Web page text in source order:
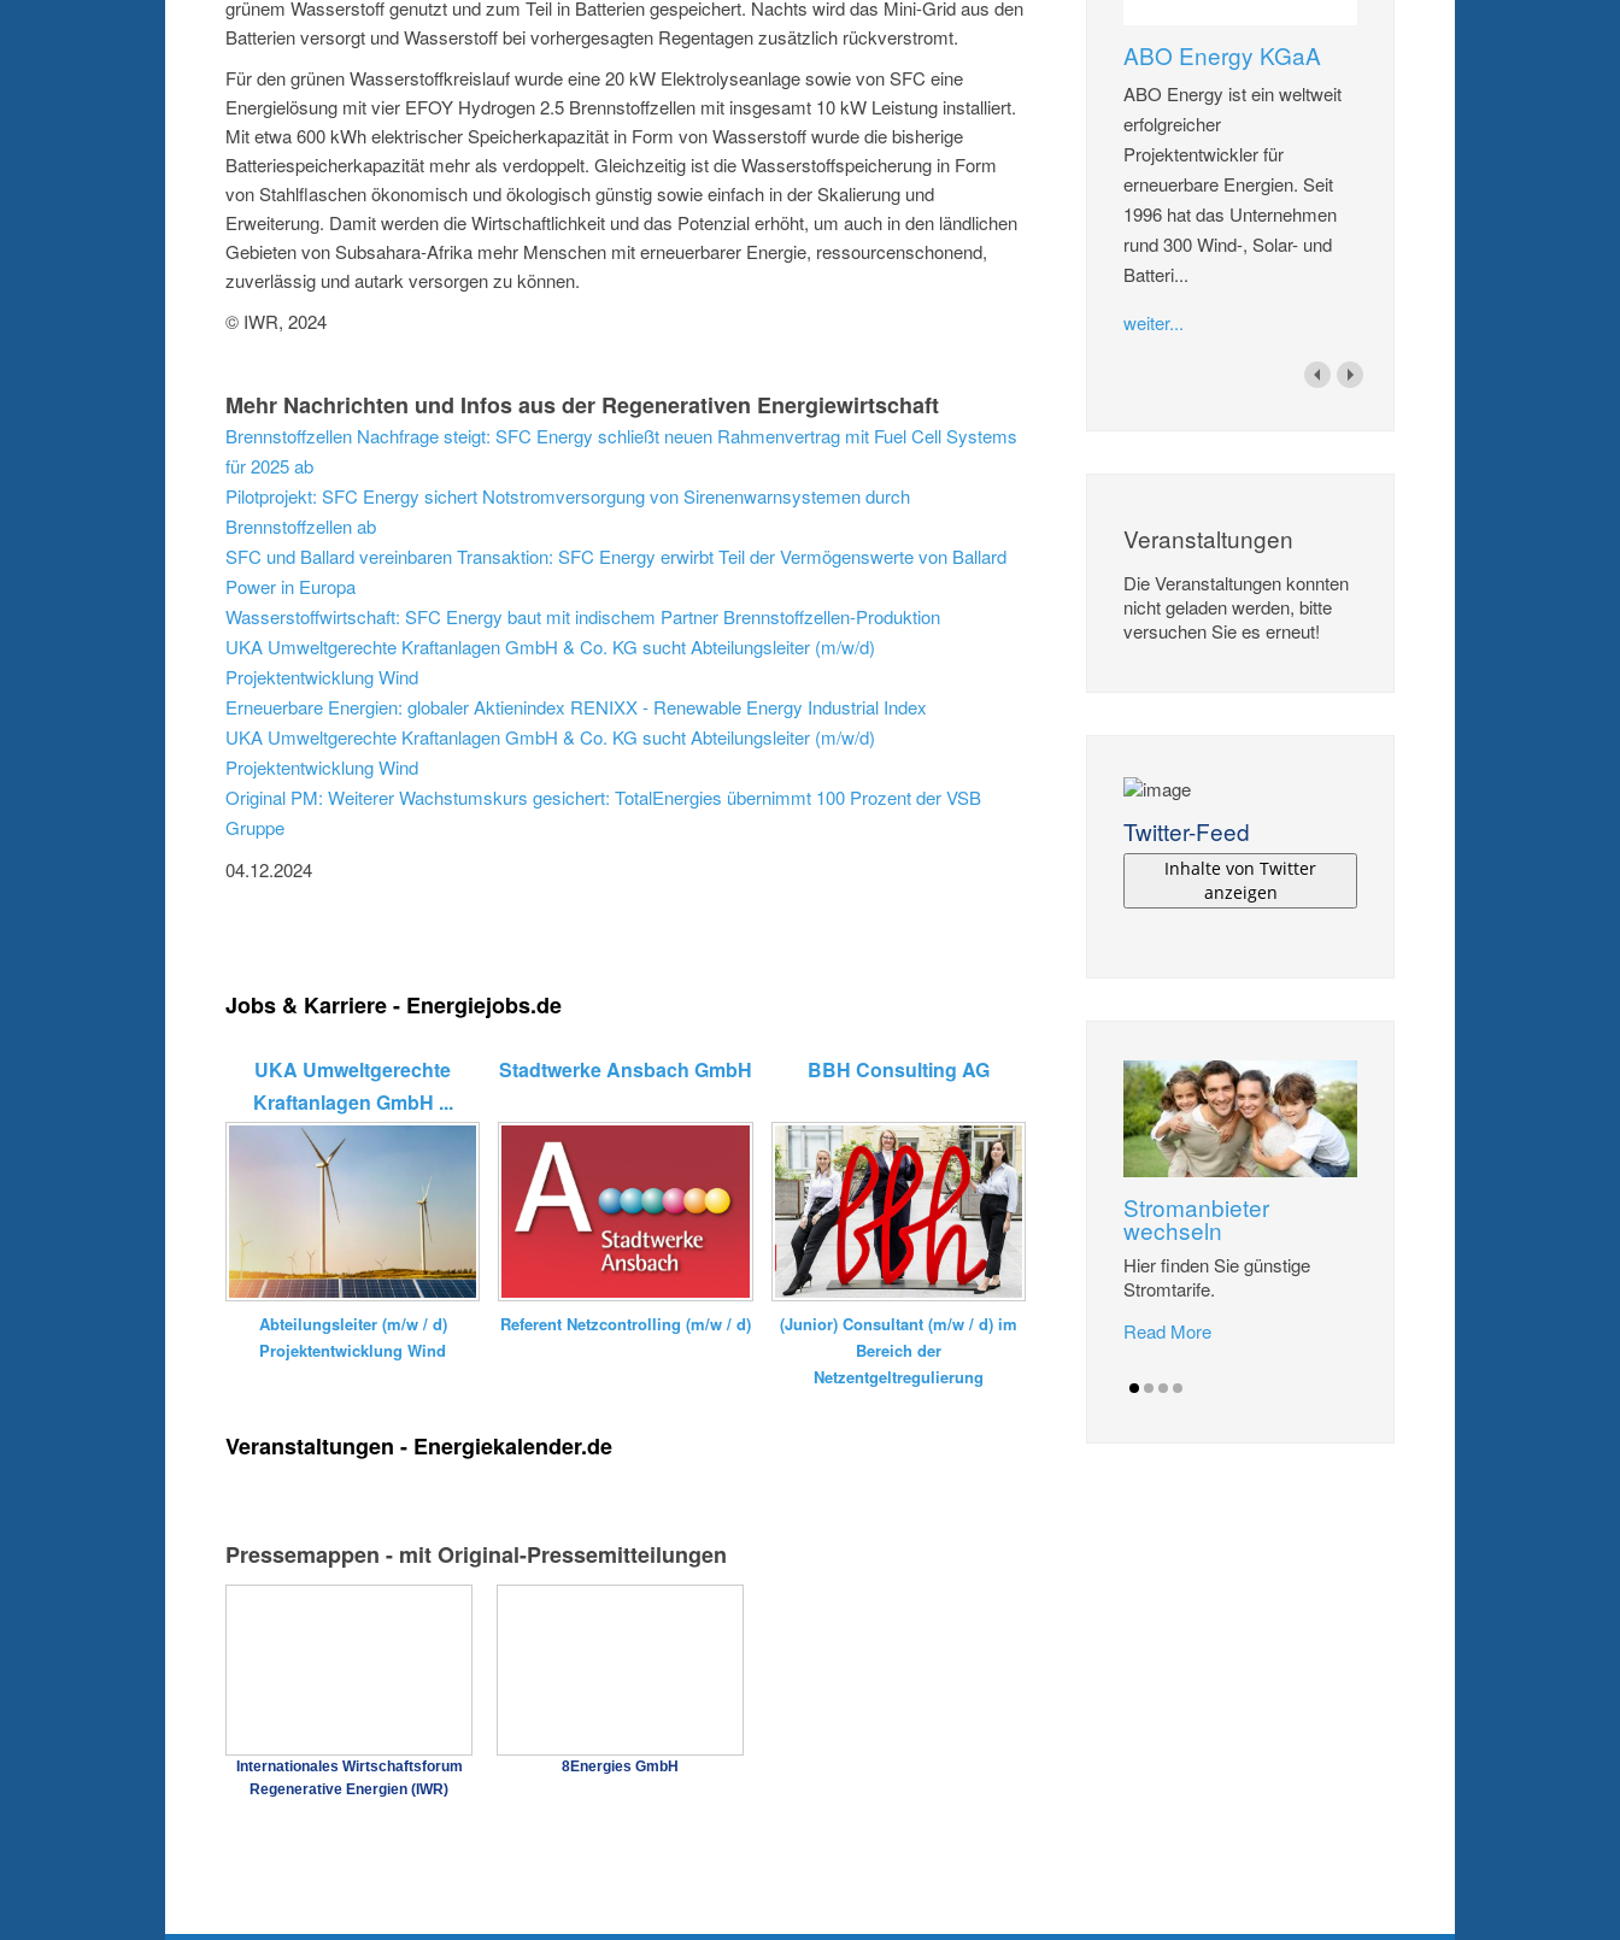
grünem Wasserstoff genutzt und zum Teil in Batterien gespeichert. Nachts wird das Mini-Grid aus den
Batterien versorgt und Wasserstoff bei vorhergesagten Regentagen zusätzlich rückverstromt.
Für den grünen Wasserstoffkreislauf wurde eine 20 kW Elektrolyseanlage sowie von SFC eine
Energielösung mit vier EFOY Hydrogen 2.5 Brennstoffzellen mit insgesamt 10 kW Leistung installiert.
Mit etwa 600 kWh elektrischer Speicherkapazität in Form von Wasserstoff wurde die bisherige
Batteriespeicherkapazität mehr als verdoppelt. Gleichzeitig ist die Wasserstoffspeicherung in Form
von Stahlflaschen ökonomisch und ökologisch günstig sowie einfach in der Skalierung und
Erweiterung. Damit werden die Wirtschaftlichkeit und das Potenzial erhöht, um auch in den ländlichen
Gebieten von Subsahara-Afrika mehr Menschen mit erneuerbarer Energie, ressourcenschonend,
zuverlässig und autark versorgen zu können.
© IWR, 2024
Mehr Nachrichten und Infos aus der Regenerativen Energiewirtschaft
Brennstoffzellen Nachfrage steigt: SFC Energy schließt neuen Rahmenvertrag mit Fuel Cell Systems
für 2025 ab
Pilotprojekt: SFC Energy sichert Notstromversorgung von Sirenenwarnsystemen durch
Brennstoffzellen ab
SFC und Ballard vereinbaren Transaktion: SFC Energy erwirbt Teil der Vermögenswerte von Ballard
Power in Europa
Wasserstoffwirtschaft: SFC Energy baut mit indischem Partner Brennstoffzellen-Produktion
UKA Umweltgerechte Kraftanlagen GmbH & Co. KG sucht Abteilungsleiter (m/w/d)
Projektentwicklung Wind
Erneuerbare Energien: globaler Aktienindex RENIXX - Renewable Energy Industrial Index
UKA Umweltgerechte Kraftanlagen GmbH & Co. KG sucht Abteilungsleiter (m/w/d)
Projektentwicklung Wind
Original PM: Weiterer Wachstumskurs gesichert: TotalEnergies übernimmt 100 Prozent der VSB
Gruppe
04.12.2024
Jobs & Karriere - Energiejobs.de
UKA Umweltgerechte
Kraftanlagen GmbH ...
Abteilungsleiter (m/w / d)
Projektentwicklung Wind
Stadtwerke Ansbach GmbH
Referent Netzcontrolling (m/w / d)
BBH Consulting AG
(Junior) Consultant (m/w / d) im
Bereich der
Netzentgeltregulierung
Veranstaltungen - Energiekalender.de
Pressemappen - mit Original-Pressemitteilungen
Internationales Wirtschaftsforum
Regenerative Energien (IWR)
8Energies GmbH
ABO Energy KGaA
ABO Energy ist ein weltweit
erfolgreicher
Projektentwickler für
erneuerbare Energien. Seit
1996 hat das Unternehmen
rund 300 Wind-, Solar- und
Batteri...
weiter...
Veranstaltungen
Die Veranstaltungen konnten
nicht geladen werden, bitte
versuchen Sie es erneut!
Twitter-Feed
Inhalte von Twitter
anzeigen
Stromanbieter
wechseln
Hier finden Sie günstige
Stromtarife.
Read More